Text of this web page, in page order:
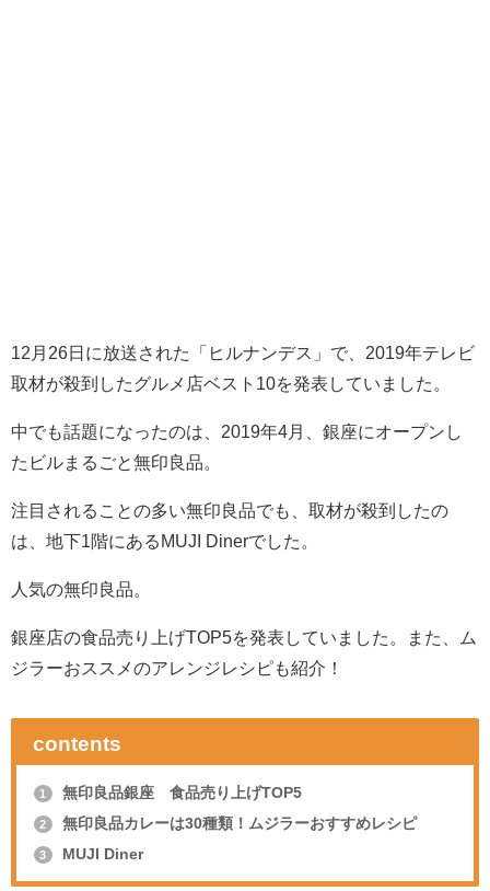
12月26日に放送された「ヒルナンデス」で、2019年テレビ
取材が殺到したグルメ店ベスト10を発表していました。
中でも話題になったのは、2019年4月、銀座にオープンし
たビルまるごと無印良品。
注目されることの多い無印良品でも、取材が殺到したの
は、地下1階にあるMUJI Dinerでした。
人気の無印良品。
銀座店の食品売り上げTOP5を発表していました。また、ム
ジラーおススメのアレンジレシピも紹介！
contents
1 無印良品銀座 食品売り上げTOP5
2 無印良品カレーは30種類！ムジラーおすすめレシピ
3 MUJI Diner